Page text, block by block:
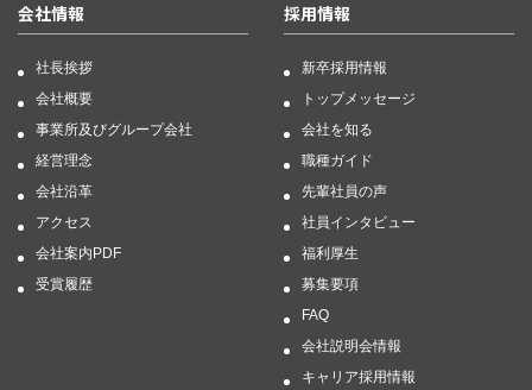
会社情報
社長挨拶
会社概要
事業所及びグループ会社
経営理念
会社沿革
アクセス
会社案内PDF
受賞履歴
採用情報
新卒採用情報
トップメッセージ
会社を知る
職種ガイド
先輩社員の声
社員インタビュー
福利厚生
募集要項
FAQ
会社説明会情報
キャリア採用情報